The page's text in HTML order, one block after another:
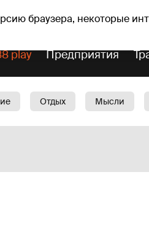
браузера, некоторые
Askolds Прогноз погоды
play Предприятия
Отдых Мысли